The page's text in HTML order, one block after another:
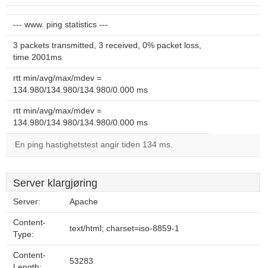
--- www. ping statistics ---
3 packets transmitted, 3 received, 0% packet loss,
time 2001ms
rtt min/avg/max/mdev =
134.980/134.980/134.980/0.000 ms
rtt min/avg/max/mdev =
134.980/134.980/134.980/0.000 ms
En ping hastighetstest angir tiden 134 ms.
Server klargjøring
Server: Apache
Content-
Type:
text/html; charset=iso-8859-1
Content-
53283